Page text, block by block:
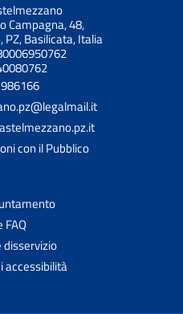
Campagna, 48,
Basilicata, Italia
con il Pubblico
FAQ
disservizio
accessibilità